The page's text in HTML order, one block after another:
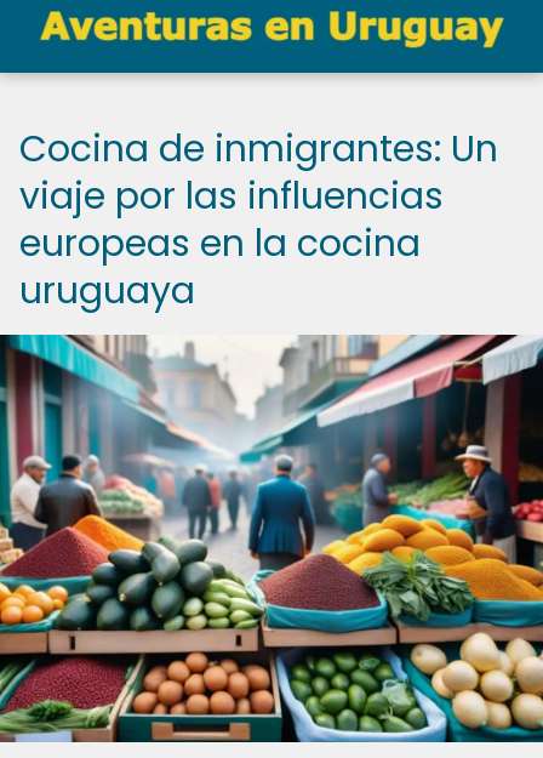
Cocina de inmigrantes: Un
viaje por las influencias
europeas en la cocina
uruguaya